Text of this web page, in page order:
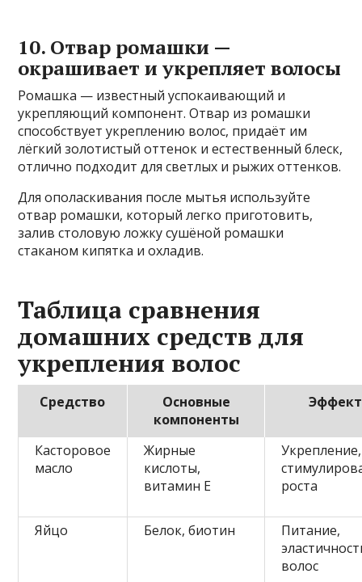
10. Отвар ромашки —
окрашивает и укрепляет волосы
Ромашка — известный успокаивающий и
укрепляющий компонент. Отвар из ромашки
способствует укреплению волос, придаёт им
лёгкий золотистый оттенок и естественный блеск,
отлично подходит для светлых и рыжих оттенков.
Для ополаскивания после мытья используйте
отвар ромашки, который легко приготовить,
залив столовую ложку сушёной ромашки
стаканом кипятка и охладив.
Таблица сравнения
домашних средств для
укрепления волос
Средство
Основные
компоненты
Эффект
Касторовое
масло
Жирные
кислоты,
витамин E
Укрепление,
роста
Яйцо Белок, биотин
Питание,
волос